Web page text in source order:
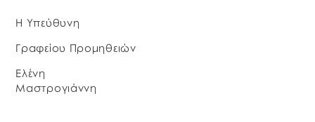
Η Υπεύθυνη
Γραφείου Προμηθειών
Ελένη
Μαστρογιάννη